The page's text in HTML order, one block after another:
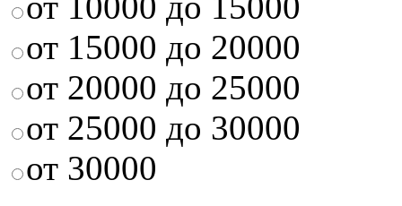
от 15000 до 20000
от 20000 до 25000
от 25000 до 30000
от 30000